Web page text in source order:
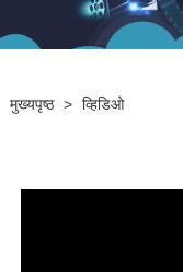
मुख्यपृष्ठ > व्हिडिओ